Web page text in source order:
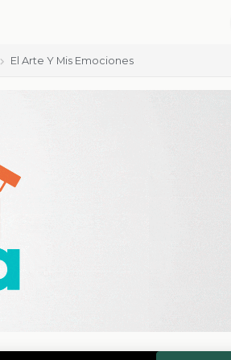
El Arte Y Mis Emociones